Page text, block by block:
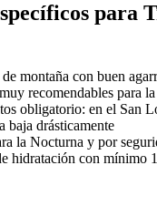
para
montaña con buen
recomendables para
obligatorio: en el San
baja drásticamente
la Nocturna y por
hidratación con mínimo